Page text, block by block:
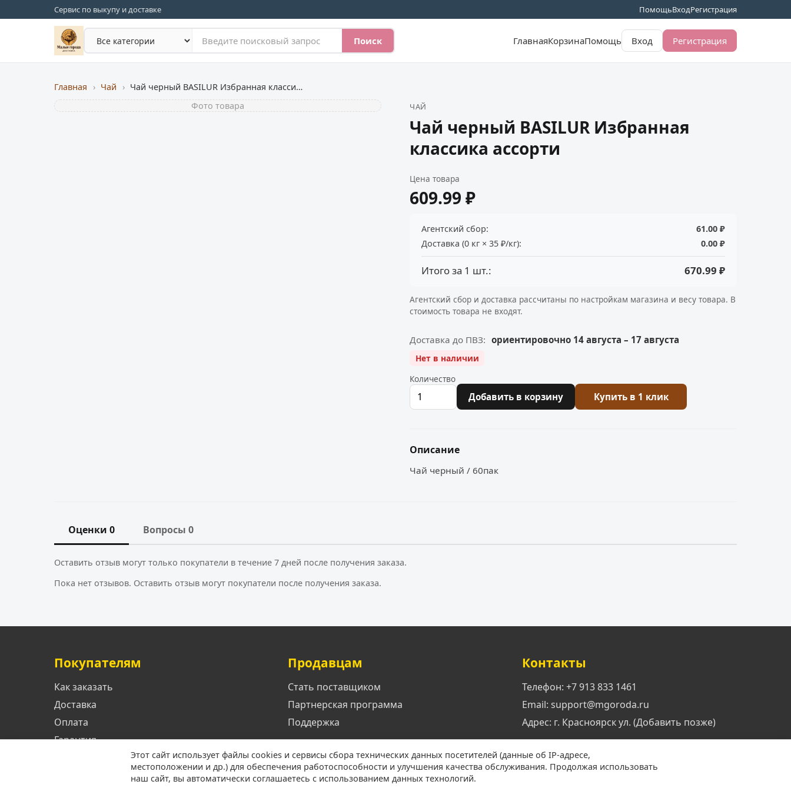
Сервис по выкупу и доставке ПомощьВходРегистрация
Поиск ГлавнаяКорзинаПомощь Вход Регистрация
Главная › Чай ›
Чай черный BASILUR Избранная классика ассорти
Фото товара
ЧАЙ
Чай черный BASILUR Избранная
классика ассорти
Цена товара
609.99 ₽
Агентский сбор:
61.00 ₽
Доставка (0 кг × 35 ₽/кг):
0.00 ₽
Итого за 1 шт.: 670.99 ₽
Агентский сбор и доставка рассчитаны по настройкам магазина и весу товара. В
стоимость товара не входят.
Доставка до ПВЗ: ориентировочно 14 августа – 17 августа
Нет в наличии
Количество
Добавить в корзину Купить в 1 клик
Описание
Чай черный / 60пак
Оценки 0 Вопросы 0
Оставить отзыв могут только покупатели в течение 7 дней после получения заказа.
Пока нет отзывов. Оставить отзыв могут покупатели после получения заказа.
Покупателям
Как заказать
Доставка
Оплата
Гарантия
Продавцам
Стать поставщиком
Партнерская программа
Поддержка
Контакты
Телефон: +7 913 833 1461
Email: support@mgoroda.ru
Адрес: г. Красноярск ул. (Добавить позже)
Этот сайт использует файлы cookies и сервисы сбора технических данных посетителей (данные об IP-адресе,
местоположении и др.) для обеспечения работоспособности и улучшения качества обслуживания. Продолжая использовать
наш сайт, вы автоматически соглашаетесь с использованием данных технологий.